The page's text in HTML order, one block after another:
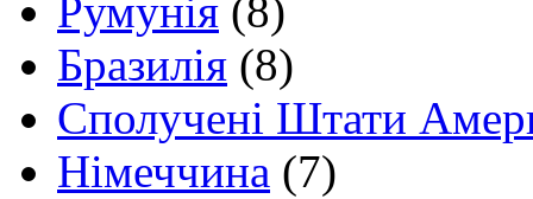
Румунія (8)
Бразилія (8)
Сполучені Штати
Німеччина (7)